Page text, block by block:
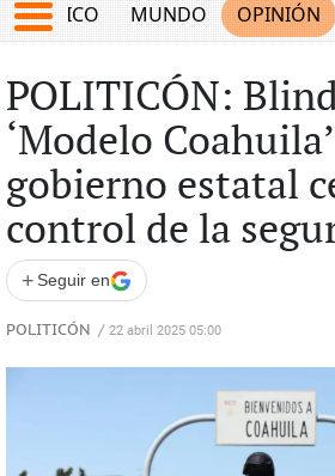
MÉXICO MUNDO OPINIÓN
POLITICÓN:
‘Modelo
gobierno estatal
control de la
+ Seguir en
POLITICÓN / 22 abril 2025 05:00